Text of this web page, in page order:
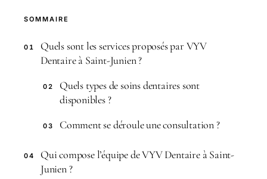
SOMMAIRE
01
Quels sont les services proposés par VYV
Dentaire à Saint-Junien ?
02
Quels types de soins dentaires sont
disponibles ?
03 Comment se déroule une consultation ?
04
Qui compose l’équipe de VYV Dentaire à Saint-
Junien ?